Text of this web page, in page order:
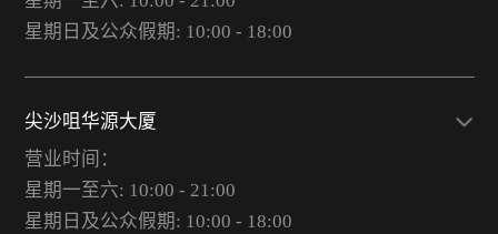
星期日及公众假期: 10:00 - 18:00
尖沙咀华源大厦
营业时间：
星期一至六: 10:00 - 21:00
星期日及公众假期: 10:00 - 18:00